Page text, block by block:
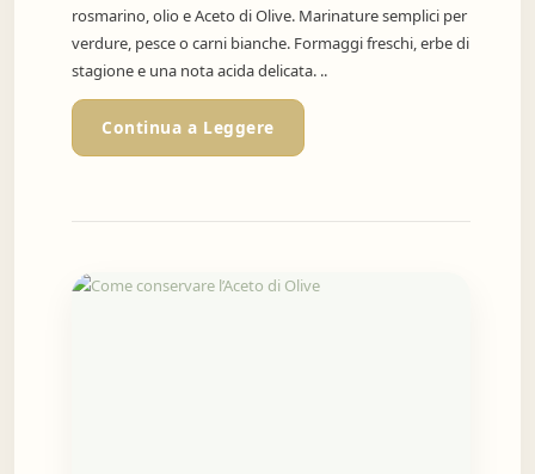
rosmarino, olio e Aceto di Olive. Marinature semplici per
verdure, pesce o carni bianche. Formaggi freschi, erbe di
stagione e una nota acida delicata. ..
Continua a Leggere